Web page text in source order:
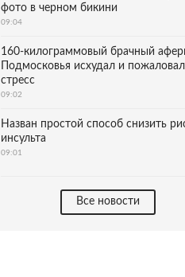
фото в черном бикини
09:04
160-килограммовый брачный
Подмосковья исхудал и
стресс
09:02
Назван простой способ снизить
инсульта
09:01
Все новости